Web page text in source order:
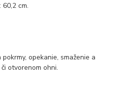
cm.
opekanie, smaženie a
otvorenom ohni.